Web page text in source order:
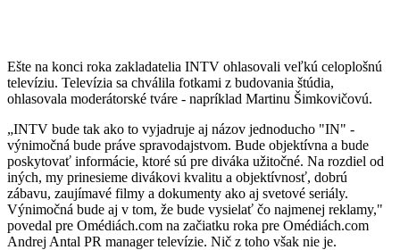
Ešte na konci roka zakladatelia INTV ohlasovali veľkú celoplošnú
televíziu. Televízia sa chválila fotkami z budovania štúdia,
ohlasovala moderátorské tváre - napríklad Martinu Šimkovičovú.
„INTV bude tak ako to vyjadruje aj názov jednoducho "IN" -
výnimočná bude práve spravodajstvom. Bude objektívna a bude
poskytovať informácie, ktoré sú pre diváka užitočné. Na rozdiel od
iných, my prinesieme divákovi kvalitu a objektívnosť, dobrú
zábavu, zaujímavé filmy a dokumenty ako aj svetové seriály.
Výnimočná bude aj v tom, že bude vysielať čo najmenej reklamy,"
povedal pre Omédiách.com na začiatku roka pre Omédiách.com
Andrej Antal PR manager televízie. Nič z toho však nie je.